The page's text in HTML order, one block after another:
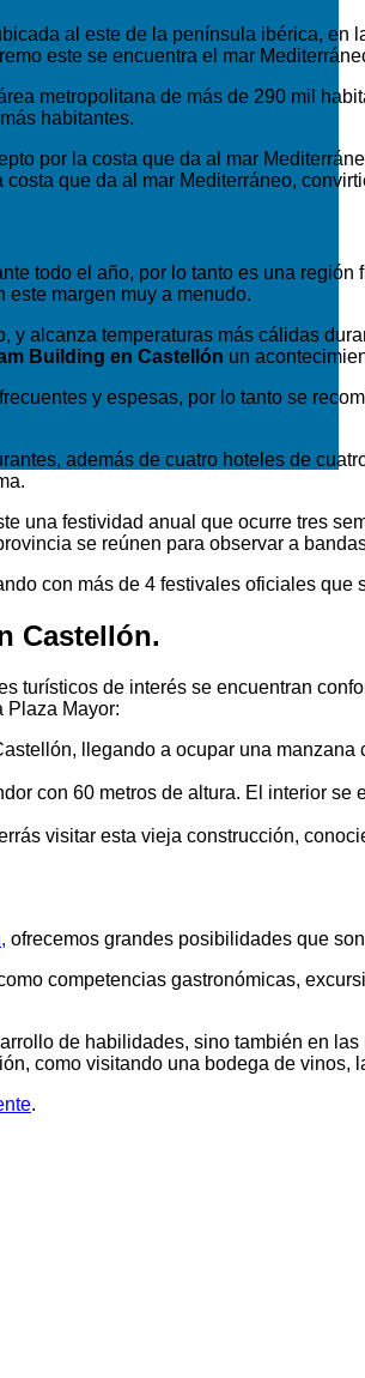
al este de la península ibérica,
este se encuentra el mar
metropolitana de más de 290 mil
habitantes.
por la costa que da al mar
que da al mar Mediterráneo,
todo el año, por lo tanto es una
este margen muy a menudo.
alcanza temperaturas más cálidas
Building en Castellón un
y espesas, por lo tanto se
además de cuatro hoteles de
una festividad anual que ocurre tres
se reúnen para observar a
con más de 4 festivales oficiales que
Castellón.
turísticos de interés se encuentran
Plaza Mayor:
llegando a ocupar una
con 60 metros de altura. El interior
visitar esta vieja construcción,
, ofrecemos grandes posibilidades que
competencias gastronómicas,
de habilidades, sino también en
como visitando una bodega de vinos,
.